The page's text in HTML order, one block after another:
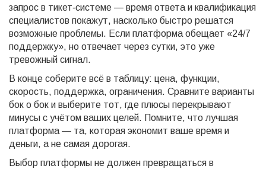
запрос в тикет‑системе — время ответа и квалификация
специалистов покажут, насколько быстро решатся
возможные проблемы. Если платформа обещает «24/7
поддержку», но отвечает через сутки, это уже
тревожный сигнал.
В конце соберите всё в таблицу: цена, функции,
скорость, поддержка, ограничения. Сравните варианты
бок о бок и выберите тот, где плюсы перекрывают
минусы с учётом ваших целей. Помните, что лучшая
платформа — та, которая экономит ваше время и
деньги, а не самая дорогая.
Выбор платформы не должен превращаться в